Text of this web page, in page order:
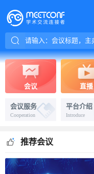
会议 直播
会议服务
Cooperation
平台介绍
Introduce
推荐会议